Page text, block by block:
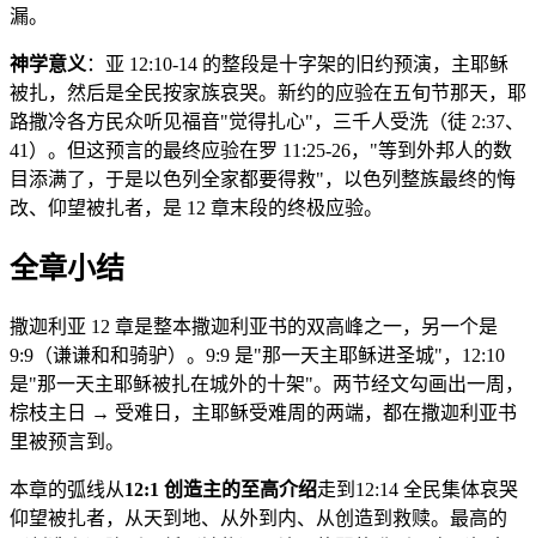
漏。
神学意义：亚 12:10-14 的整段是十字架的旧约预演，主耶稣
被扎，然后是全民按家族哀哭。新约的应验在五旬节那天，耶
路撒冷各方民众听见福音"觉得扎心"，三千人受洗（徒 2:37、
41）。但这预言的最终应验在罗 11:25-26，"等到外邦人的数
目添满了，于是以色列全家都要得救"，以色列整族最终的悔
改、仰望被扎者，是 12 章末段的终极应验。
全章小结
撒迦利亚 12 章是整本撒迦利亚书的双高峰之一，另一个是
9:9（谦谦和和骑驴）。9:9 是"那一天主耶稣进圣城"，12:10
是"那一天主耶稣被扎在城外的十架"。两节经文勾画出一周，
棕枝主日 → 受难日，主耶稣受难周的两端，都在撒迦利亚书
里被预言到。
本章的弧线从12:1 创造主的至高介绍走到12:14 全民集体哀哭
仰望被扎者，从天到地、从外到内、从创造到救赎。最高的